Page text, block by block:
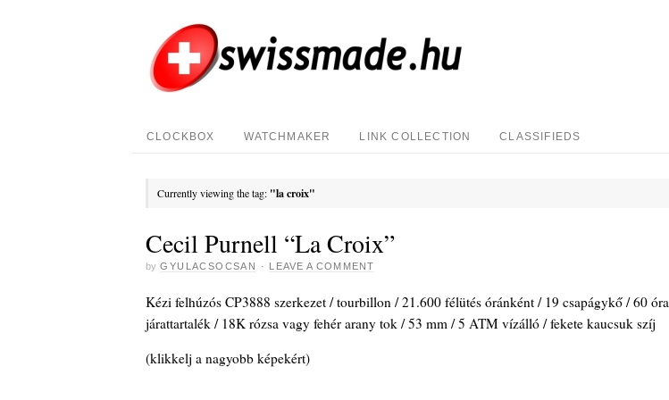
CLOCKBOX WATCHMAKER LINK COLLECTION CLASSIFIEDS
Currently viewing the tag: "la croix"
Cecil Purnell “La Croix”
by GYULACSOCSAN · LEAVE A COMMENT
Kézi felhúzós CP3888 szerkezet / tourbillon / 21.600 félütés óránként / 19 csapágykő / 60 óra
járattartalék / 18K rózsa vagy fehér arany tok / 53 mm / 5 ATM vízálló / fekete kaucsuk szíj
(klikkelj a nagyobb képekért)